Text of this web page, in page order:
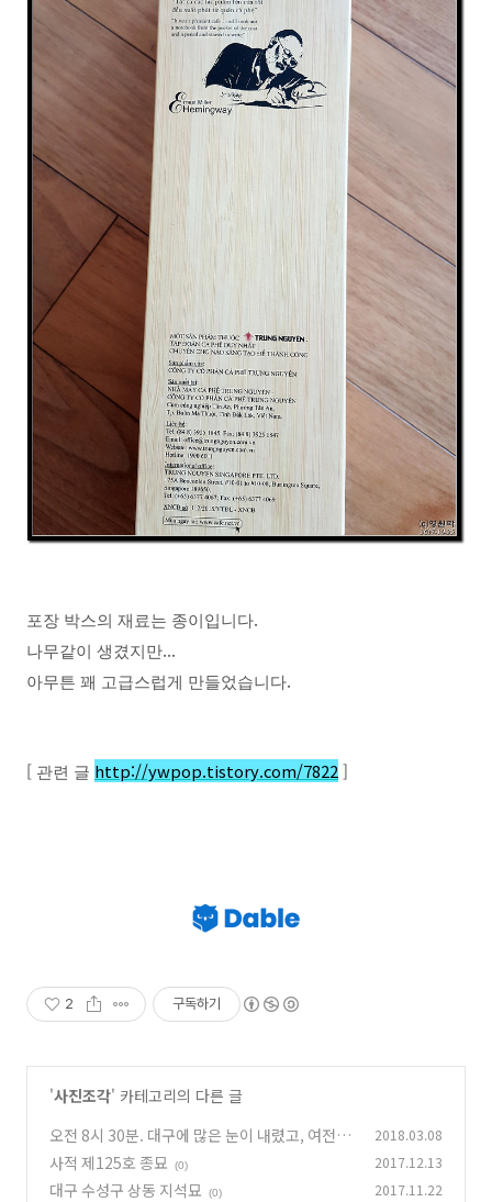
포장 박스의 재료는 종이입니다.
나무같이 생겼지만...
아무튼 꽤 고급스럽게 만들었습니다.
[ 관련 글 http://ywpop.tistory.com/7822]
2 구독하기
'사진조각' 카테고리의 다른 글
오전 8시 30분. 대구에 많은 눈이 내렸고, 여전히
내리고 있습니다 (0)
2018.03.08
사적 제125호 종묘 (0) 2017.12.13
대구 수성구 상동 지석묘 (0) 2017.11.22